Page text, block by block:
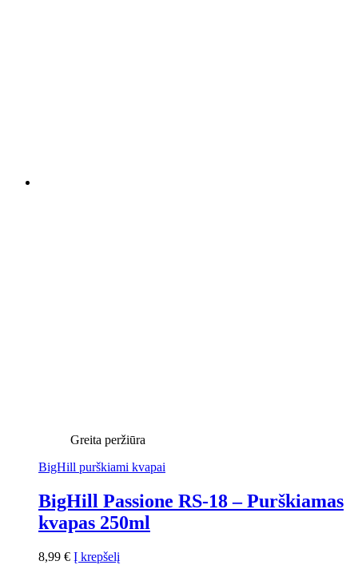
Greita peržiūra
BigHill purškiami kvapai
BigHill Passione RS-18 – Purškiamas
kvapas 250ml
8,99 € Į krepšelį